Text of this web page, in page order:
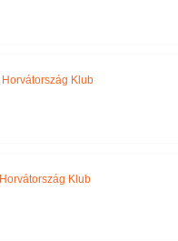
Horvátország Klub
Horvátország Klub